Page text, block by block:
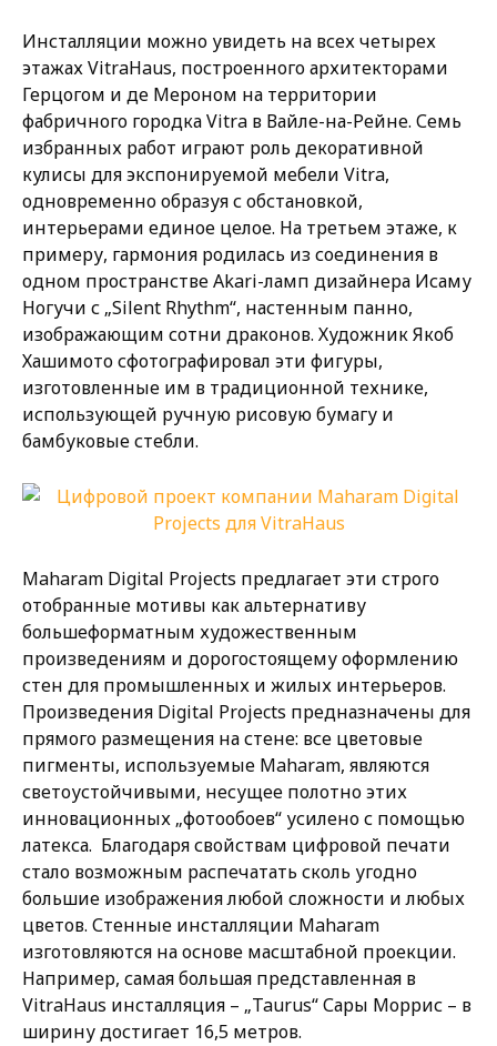
Инсталляции можно увидеть на всех четырех
этажах VitraHaus, построенного архитекторами
Герцогом и де Мероном на территории
фабричного городка Vitra в Вайле-на-Рейне. Семь
избранных работ играют роль декоративной
кулисы для экспонируемой мебели Vitra,
одновременно образуя с обстановкой,
интерьерами единое целое. На третьем этаже, к
примеру, гармония родилась из соединения в
одном пространстве Akari-ламп дизайнера Исаму
Ногучи с „Silent Rhythm“, настенным панно,
изображающим сотни драконов. Художник Якоб
Хашимото сфотографировал эти фигуры,
изготовленные им в традиционной технике,
использующей ручную рисовую бумагу и
бамбуковые стебли.
Maharam Digital Projects предлагает эти строго
отобранные мотивы как альтернативу
большеформатным художественным
произведениям и дорогостоящему оформлению
стен для промышленных и жилых интерьеров.
Произведения Digital Projects предназначены для
прямого размещения на стене: все цветовые
пигменты, используемые Maharam, являются
светоустойчивыми, несущее полотно этих
инновационных „фотообоев“ усилено с помощью
латекса. Благодаря свойствам цифровой печати
стало возможным распечатать сколь угодно
большие изображения любой сложности и любых
цветов. Стенные инсталляции Maharam
изготовляются на основе масштабной проекции.
Например, самая большая представленная в
VitraHaus инсталляция – „Taurus“ Сары Моррис – в
ширину достигает 16,5 метров.